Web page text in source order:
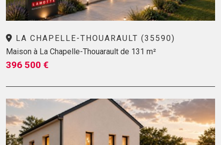
LA CHAPELLE-THOUARAULT (35590)
Maison à La Chapelle-Thouarault de 131 m²
396 500 €